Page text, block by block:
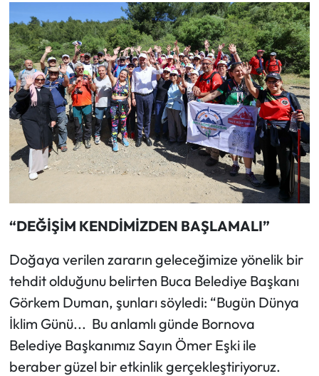
“DEĞİŞİM KENDİMİZDEN BAŞLAMALI”
Doğaya verilen zararın geleceğimize yönelik bir
tehdit olduğunu belirten Buca Belediye Başkanı
Görkem Duman, şunları söyledi: “Bugün Dünya
İklim Günü... Bu anlamlı günde Bornova
Belediye Başkanımız Sayın Ömer Eşki ile
beraber güzel bir etkinlik gerçekleştiriyoruz.